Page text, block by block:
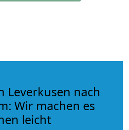
Leverkusen nach
Wir machen es
leicht